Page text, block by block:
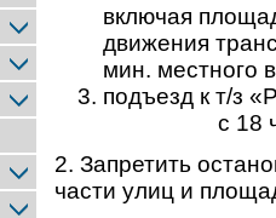
включая
движения
мин. местного
подъезд к т/з
с 18 час. 30
2. Запретить
части улиц и